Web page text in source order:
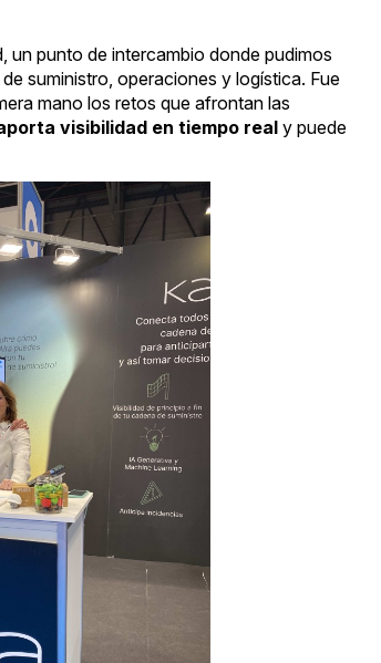
un punto de intercambio donde pudimos
suministro, operaciones y logística. Fue
mano los retos que afrontan las
visibilidad en tiempo real y puede